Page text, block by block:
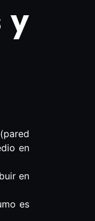
y
en
en
es